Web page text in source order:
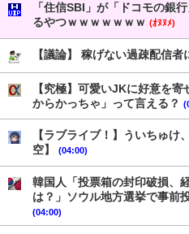
「住信SBI」が「ドコモの銀
るやつｗｗｗｗｗｗｗ (ｵﾇﾇﾒ)
【議論】 稼げない過疎配信
【究極】可愛いJKに好意を
からかっちゃ」って言える？
【ラブライブ！】ういちゅけ
空】
(04:00)
韓国人「投票箱の封印破損、
は？」ソウル地方選挙で事前
(04:00)